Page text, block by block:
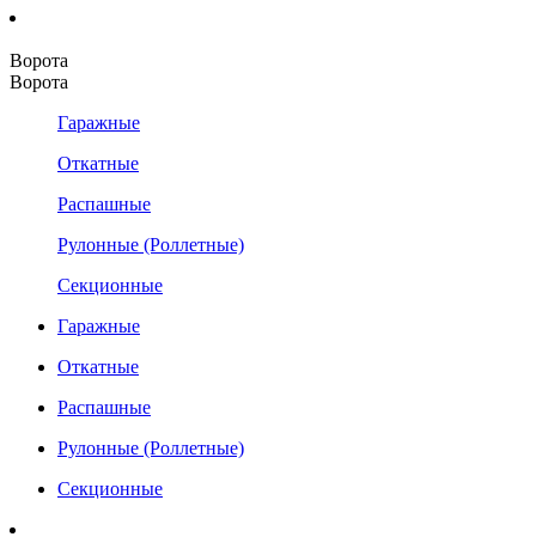
Ворота
Ворота
Гаражные
Откатные
Распашные
Рулонные (Роллетные)
Секционные
Гаражные
Откатные
Распашные
Рулонные (Роллетные)
Секционные